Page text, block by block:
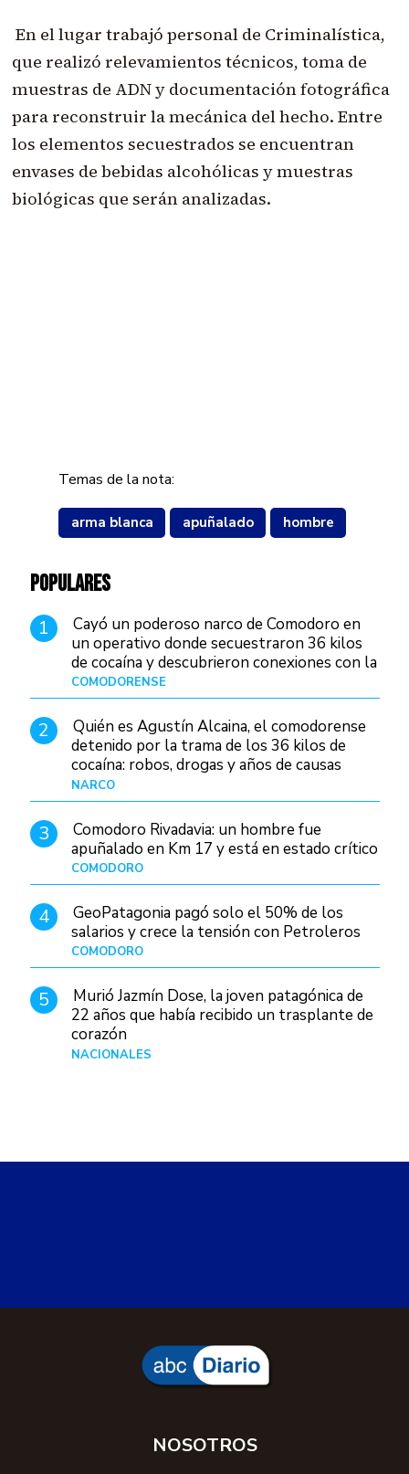
En el lugar trabajó personal de Criminalística,
que realizó relevamientos técnicos, toma de
muestras de ADN y documentación fotográfica
para reconstruir la mecánica del hecho. Entre
los elementos secuestrados se encuentran
envases de bebidas alcohólicas y muestras
biológicas que serán analizadas.
Temas de la nota:
arma blanca apuñalado hombre
POPULARES
1
Cayó un poderoso narco de Comodoro en
un operativo donde secuestraron 36 kilos
de cocaína y descubrieron conexiones con la
Patagonia
COMODORENSE
2
Quién es Agustín Alcaina, el comodorense
detenido por la trama de los 36 kilos de
cocaína: robos, drogas y años de causas
judiciales
NARCO
3
Comodoro Rivadavia: un hombre fue
apuñalado en Km 17 y está en estado crítico
COMODORO
4
GeoPatagonia pagó solo el 50% de los
salarios y crece la tensión con Petroleros
COMODORO
5
Murió Jazmín Dose, la joven patagónica de
22 años que había recibido un trasplante de
corazón
NACIONALES
NOSOTROS